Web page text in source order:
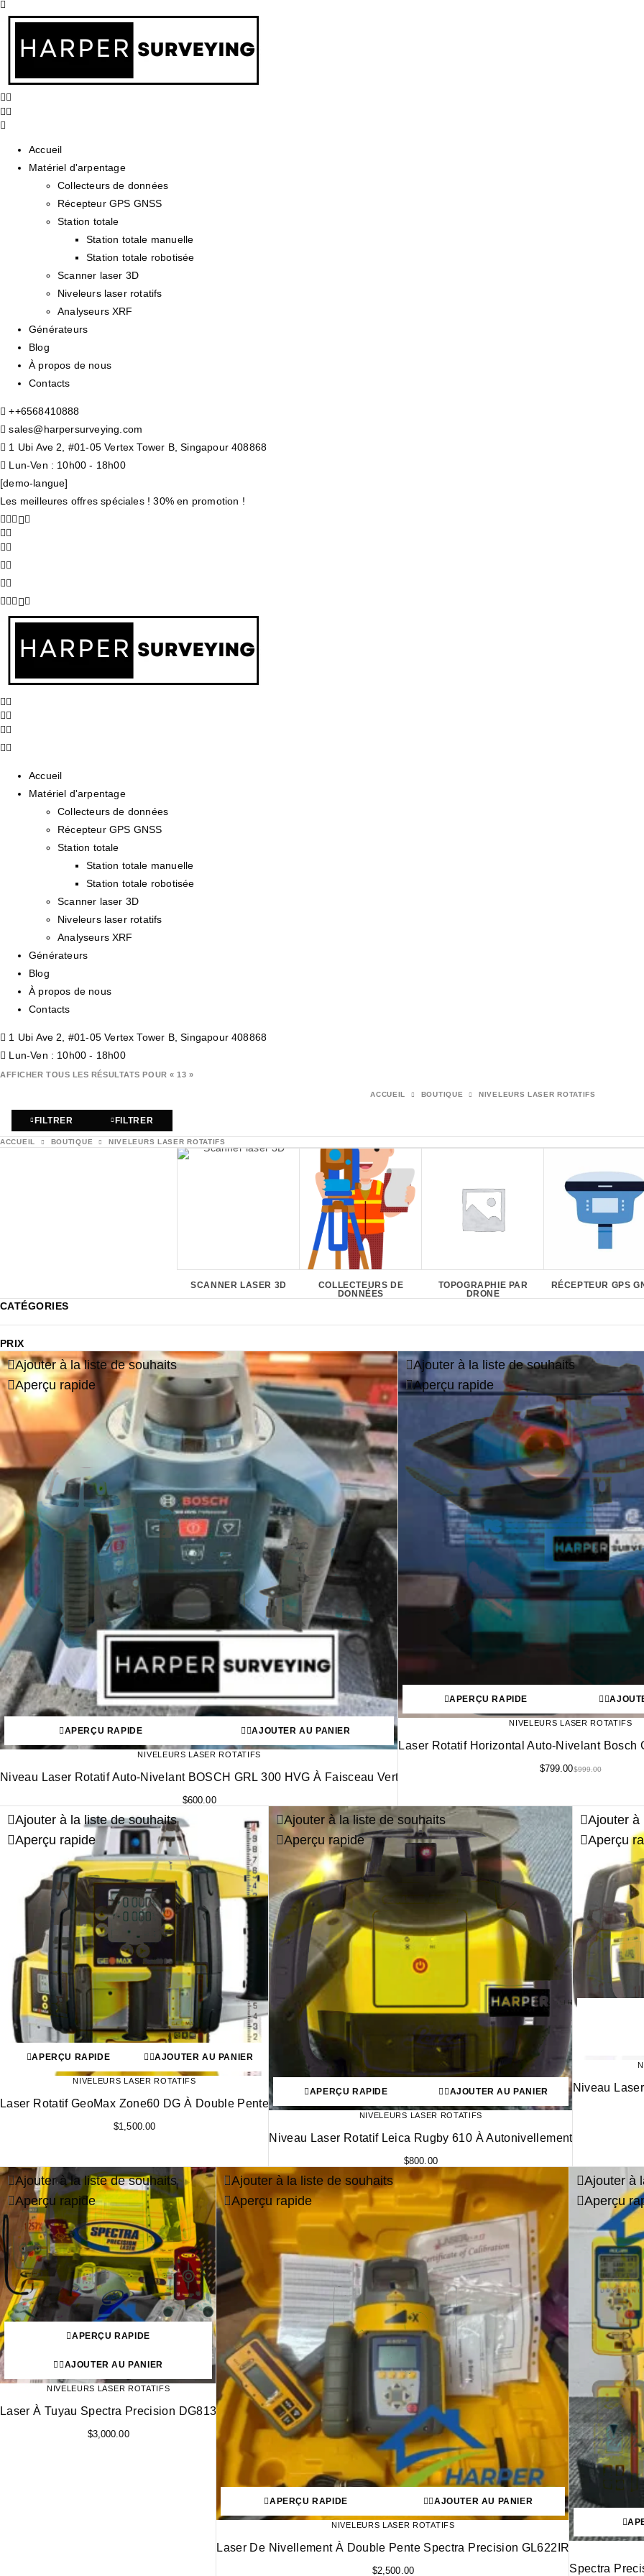
Accueil
Matériel d'arpentage
Collecteurs de données
Récepteur GPS GNSS
Station totale
Station totale manuelle
Station totale robotisée
Scanner laser 3D
Niveleurs laser rotatifs
Analyseurs XRF
Générateurs
Blog
À propos de nous
Contacts
++6568410888
sales@harpersurveying.com
1 Ubi Ave 2, #01-05 Vertex Tower B, Singapour 408868
Lun-Ven : 10h00 - 18h00
[demo-langue]
Les meilleures offres spéciales ! 30% en promotion !
Accueil
Matériel d'arpentage
Collecteurs de données
Récepteur GPS GNSS
Station totale
Station totale manuelle
Station totale robotisée
Scanner laser 3D
Niveleurs laser rotatifs
Analyseurs XRF
Générateurs
Blog
À propos de nous
Contacts
1 Ubi Ave 2, #01-05 Vertex Tower B, Singapour 408868
Lun-Ven : 10h00 - 18h00
AFFICHER TOUS LES RÉSULTATS POUR « 13 »
ACCUEIL BOUTIQUE NIVELEURS LASER ROTATIFS
FILTRER FILTRER
ACCUEIL BOUTIQUE NIVELEURS LASER ROTATIFS
SCANNER LASER 3D
COLLECTEURS DE
DONNÉES
TOPOGRAPHIE PAR
DRONE
RÉCEPTEUR GPS
CATÉGORIES
PRIX
Ajouter à la liste de souhaits
Aperçu rapide
APERÇU RAPIDE AJOUTER AU PANIER
NIVELEURS LASER ROTATIFS
Niveau Laser Rotatif Auto-Nivelant BOSCH GRL 300 HVG À Faisceau Vert
$600.00
Ajouter à la liste de souhaits
Aperçu rapide
APERÇU RAPIDE
NIVELEURS LASER ROTATIFS
Laser Rotatif Horizontal Auto-Nivelant Bosch
$999.00
$799.00
Ajouter à la liste de souhaits
Aperçu rapide
APERÇU RAPIDE AJOUTER AU PANIER
NIVELEURS LASER ROTATIFS
Laser Rotatif GeoMax Zone60 DG À Double Pente
$1,500.00
Ajouter à la liste de souhaits
Aperçu rapide
APERÇU RAPIDE AJOUTER AU PANIER
NIVELEURS LASER ROTATIFS
Niveau Laser Rotatif Leica Rugby 610 À Autonivellement
$800.00
Ajouter à
Aperçu
Niveau
Ajouter à la liste de souhaits
Aperçu rapide
APERÇU RAPIDE
AJOUTER AU PANIER
NIVELEURS LASER ROTATIFS
Laser À Tuyau Spectra Precision DG813
$3,000.00
Ajouter à la liste de souhaits
Aperçu rapide
APERÇU RAPIDE AJOUTER AU PANIER
NIVELEURS LASER ROTATIFS
Laser De Nivellement À Double Pente Spectra Precision GL622IR
$2,500.00
Ajouter à
Aperçu
Spectra